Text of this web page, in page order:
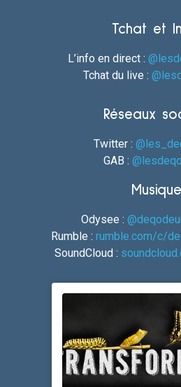
Tchat et
L’info en direct :
Tchat du live :
Réseaux
Twitter :
GAB :
Musique
Odysee :
Rumble : rumble.com/c/
SoundCloud :